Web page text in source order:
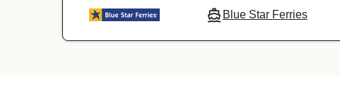
Blue Star Ferries